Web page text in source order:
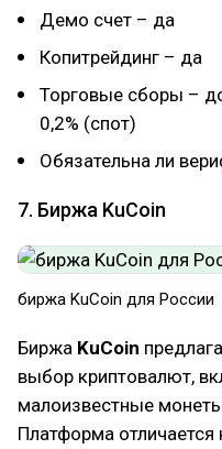
Демо счет – да
Копитрейдинг – да
Торговые сборы –
0,2% (спот)
Обязательна ли
7. Биржа KuCoin
биржа KuCoin для России
Биржа KuCoin
выбор криптовалют,
малоизвестные
Платформа